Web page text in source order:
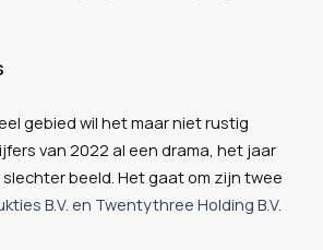
gebied wil het maar niet rustig
van 2022 al een drama, het jaar
beeld. Het gaat om zijn twee
B.V. en Twentythree Holding B.V.